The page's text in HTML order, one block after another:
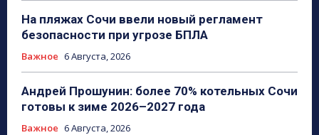
На пляжах Сочи ввели новый регламент
безопасности при угрозе БПЛА
Важное 6 Августа, 2026
Андрей Прошунин: более 70% котельных Сочи
готовы к зиме 2026–2027 года
Важное 6 Августа, 2026